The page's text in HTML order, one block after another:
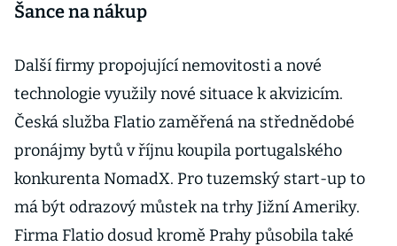
Šance na nákup
Další firmy propojující nemovitosti a nové
technologie využily nové situace k akvizicím.
Česká služba Flatio zaměřená na střednědobé
pronájmy bytů v říjnu koupila portugalského
konkurenta NomadX. Pro tuzemský start-up to
má být odrazový můstek na trhy Jižní Ameriky.
Firma Flatio dosud kromě Prahy působila také